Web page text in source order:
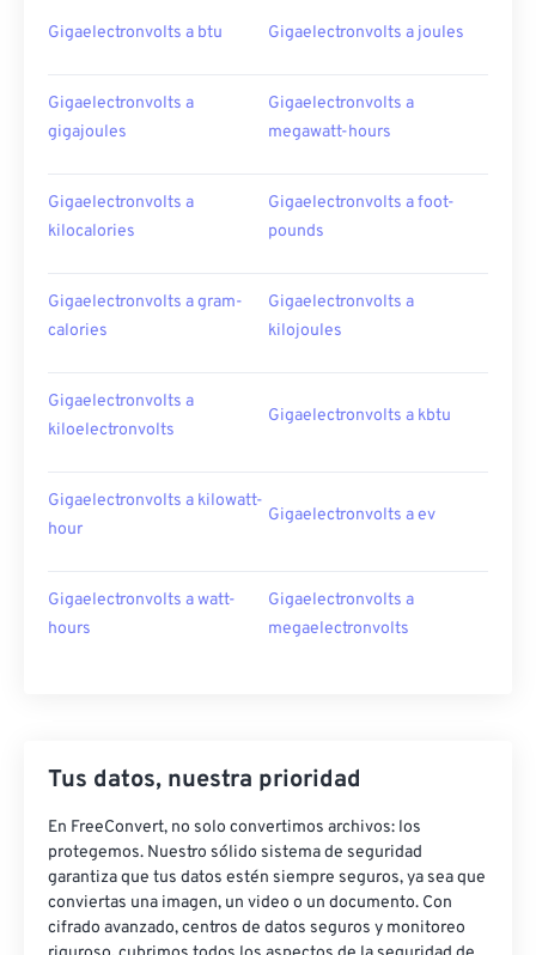
Gigaelectronvolts a btu Gigaelectronvolts a joules
Gigaelectronvolts a
gigajoules
Gigaelectronvolts a
megawatt-hours
Gigaelectronvolts a
kilocalories
Gigaelectronvolts a foot-
pounds
Gigaelectronvolts a gram-
calories
Gigaelectronvolts a
kilojoules
Gigaelectronvolts a
kiloelectronvolts
Gigaelectronvolts a kbtu
Gigaelectronvolts a kilowatt-
hour
Gigaelectronvolts a ev
Gigaelectronvolts a watt-
hours
Gigaelectronvolts a
megaelectronvolts
Tus datos, nuestra prioridad
En FreeConvert, no solo convertimos archivos: los
protegemos. Nuestro sólido sistema de seguridad
garantiza que tus datos estén siempre seguros, ya sea que
conviertas una imagen, un video o un documento. Con
cifrado avanzado, centros de datos seguros y monitoreo